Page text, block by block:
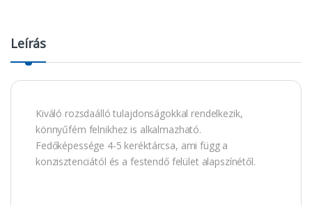
Leírás
Kiváló rozsdaálló tulajdonságokkal rendelkezik,
könnyűfém felnikhez is alkalmazható.
Fedőképessége 4-5 keréktárcsa, ami függ a
konzisztenciától és a festendő felület alapszínétől.